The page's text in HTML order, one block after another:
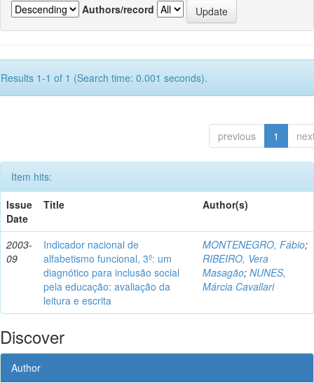
Authors/record
Results 1-1 of 1 (Search time: 0.001 seconds).
previous 1
Item hits:
Issue
Date
Title Author(s)
2003-
09
Indicador nacional de
alfabetismo funcional, 3º: um
diagnótico para inclusão social
pela educação: avaliação da
leitura e escrita
MONTENEGRO, Fábio;
RIBEIRO, Vera
Masagão; NUNES,
Márcia Cavallari
Discover
Author